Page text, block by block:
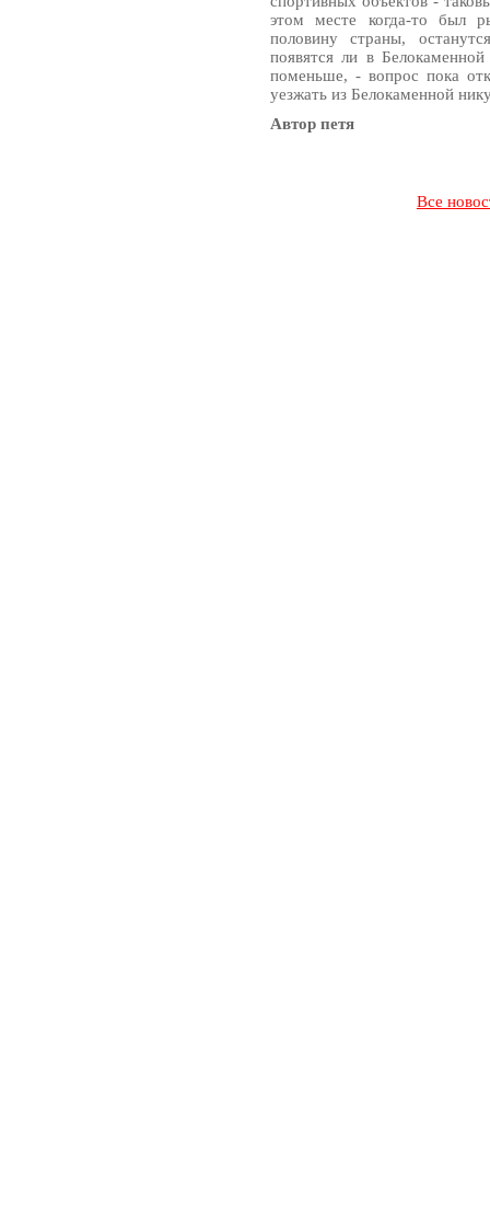
этом месте когда-то был
половину страны,
появятся ли в
поменьше, - вопрос пока
уезжать из Белокаменной
Автор петя
Все